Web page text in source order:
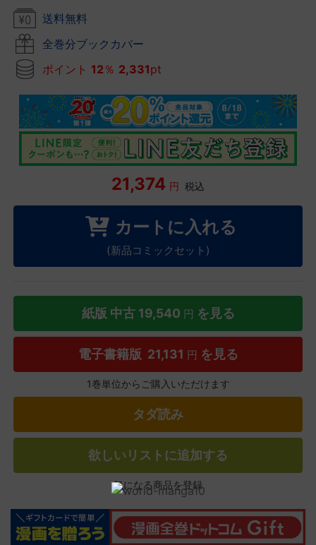
送料無料
全巻分ブックカバー
ポイント 12 ％ 2,331pt
21,374 円 税込
カートに入れる
(新品コミックセット)
紙版 中古 19,540 円 を見る
電子書籍版 21,131 円 を見る
1巻単位からご購入いただけます
タダ読み
欲しいリストに追加する
気になる商品を登録